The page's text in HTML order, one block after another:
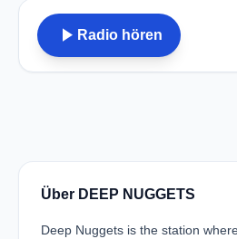
play_arrow Radio hören
Über DEEP NUGGETS
Deep Nuggets is the station